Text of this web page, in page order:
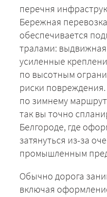
перечня
Бережная
обеспечивается
тралами:
усиленные
по высотным
риски повреждения.
по зимнему
так вы точно
Белгороде, где
затянуться из-за
промышленным
Обычно дорога
включая